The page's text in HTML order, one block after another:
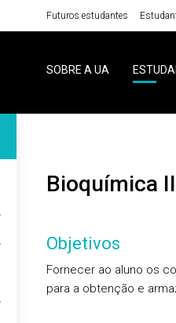
Futuros estudantes
SOBRE A UA
Bioquímica II
Objetivos
Fornecer ao aluno os
para a obtenção e